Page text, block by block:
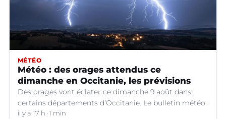
MÉTÉO
Météo : des orages attendus ce
dimanche en Occitanie, les prévisions
Des orages vont éclater ce dimanche 9 août dans
certains départements d’Occitanie. Le bulletin météo.
il y a 17 h 1 min